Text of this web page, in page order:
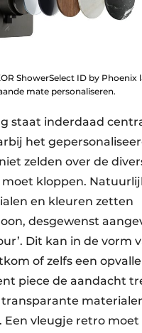
ShowerSelect ID by Phoenix
mate personaliseren.
staat inderdaad
het
zelden over de
moet kloppen.
en kleuren zetten
desgewenst
Dit kan in de vorm
of zelfs een
piece de aandacht
transparante
Een vleugje retro moet